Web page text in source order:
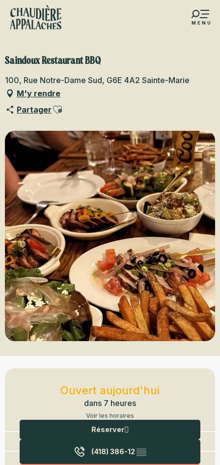
Aller
contenu
MENU
favoris
Saindoux Restaurant BBQ
100, Rue Notre-Dame Sud, G6E 4A2 Sainte-Marie
M'y rendre
Partager Ajouter aux favoris
Ouverture et coordonnées
Ouvert aujourd'hui
dans 7 heures
Voir les horaires
Réserver
(418) 386-12 ▒▒